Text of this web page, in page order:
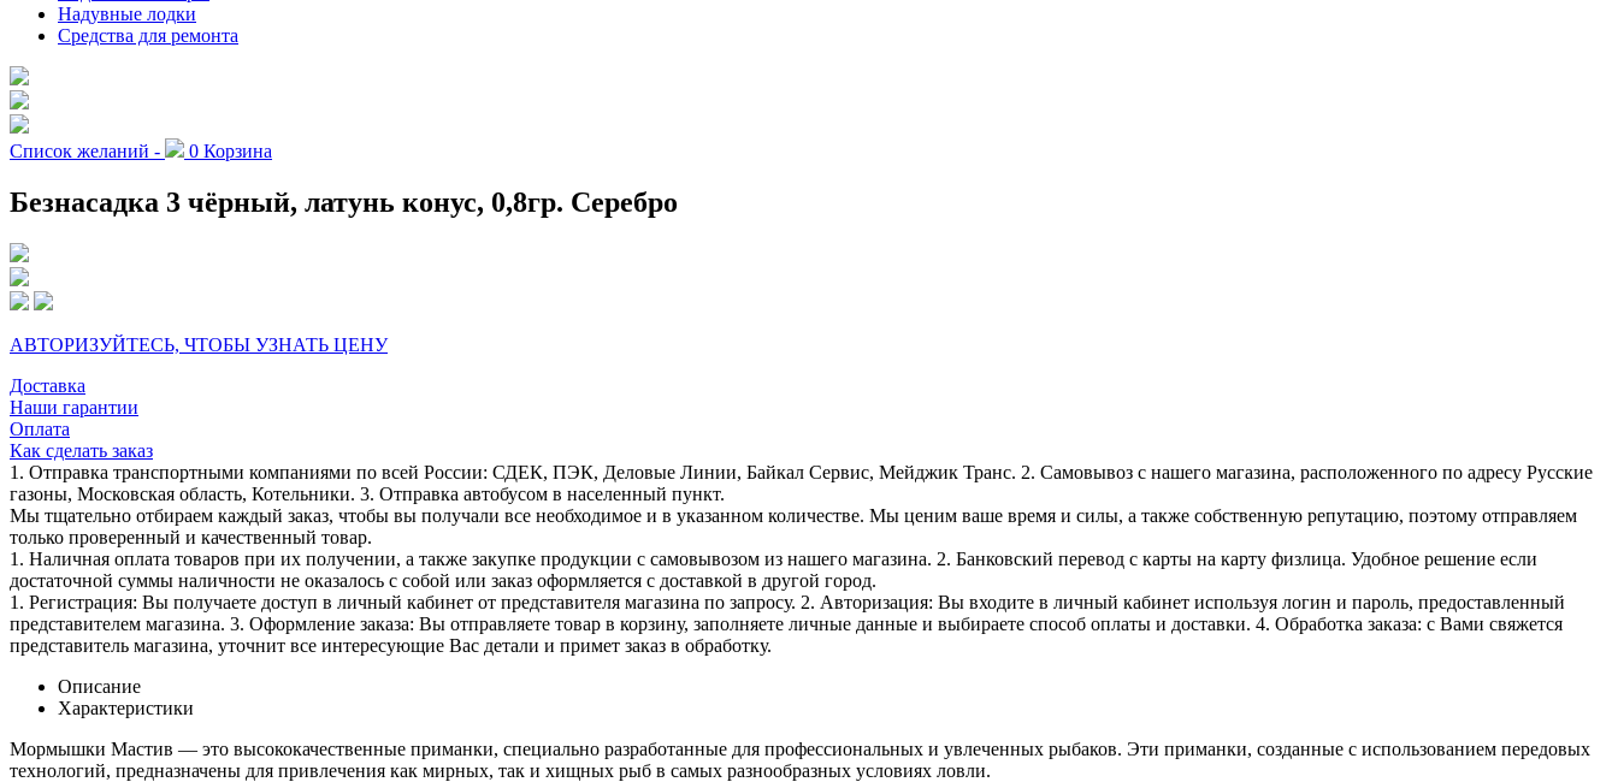
Надувные лодки
Средства для ремонта
Список желаний - 0 Корзина
Безнасадка 3 чёрный, латунь конус, 0,8гр. Серебро
АВТОРИЗУЙТЕСЬ, ЧТОБЫ УЗНАТЬ ЦЕНУ
Доставка
Наши гарантии
Оплата
Как сделать заказ
1. Отправка транспортными компаниями по всей России: СДЕК, ПЭК, Деловые Линии, Байкал Сервис, Мейджик Транс. 2. Самовывоз с нашего магазина, расположенного по адресу Русские
газоны, Московская область, Котельники. 3. Отправка автобусом в населенный пункт.
Мы тщательно отбираем каждый заказ, чтобы вы получали все необходимое и в указанном количестве. Мы ценим ваше время и силы, а также собственную репутацию, поэтому отправляем
только проверенный и качественный товар.
1. Наличная оплата товаров при их получении, а также закупке продукции с самовывозом из нашего магазина. 2. Банковский перевод с карты на карту физлица. Удобное решение если
достаточной суммы наличности не оказалось с собой или заказ оформляется с доставкой в другой город.
1. Регистрация: Вы получаете доступ в личный кабинет от представителя магазина по запросу. 2. Авторизация: Вы входите в личный кабинет используя логин и пароль, предоставленный
представителем магазина. 3. Оформление заказа: Вы отправляете товар в корзину, заполняете личные данные и выбираете способ оплаты и доставки. 4. Обработка заказа: с Вами свяжется
представитель магазина, уточнит все интересующие Вас детали и примет заказ в обработку.
Описание
Характеристики
Мормышки Мастив — это высококачественные приманки, специально разработанные для профессиональных и увлеченных рыбаков. Эти приманки, созданные с использованием передовых
технологий, предназначены для привлечения как мирных, так и хищных рыб в самых разнообразных условиях ловли.